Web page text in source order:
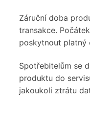
Záruční doba
transakce.
poskytnout platný
Spotřebitelům se
produktu do
jakoukoli ztrátu